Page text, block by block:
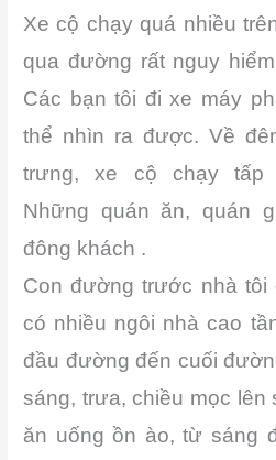
Xe cộ chạy quá nhiều
qua đường rất nguy
Các bạn tôi đi xe máy
thể nhìn ra được. Về
trưng, xe cộ chạy tấp
Những quán ăn, quán
đông khách .
Con đường trước nhà
có nhiều ngôi nhà cao
đầu đường đến cuối
sáng, trưa, chiều mọc lên
ăn uống ồn ào, từ sáng